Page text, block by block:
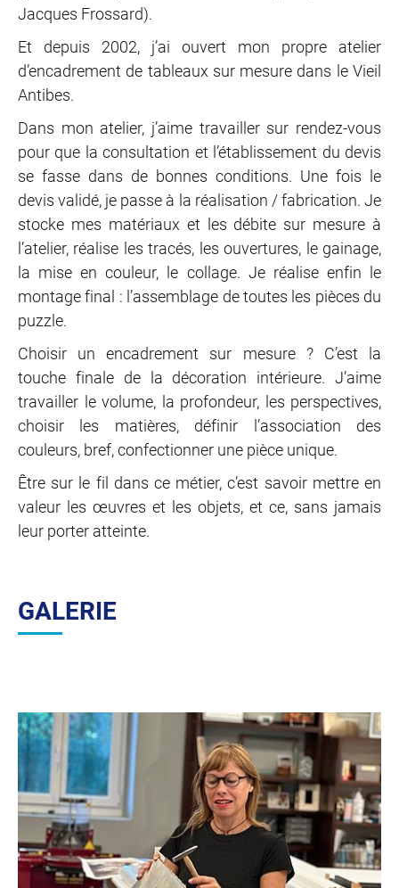
Jacques Frossard).
Et depuis 2002, j’ai ouvert mon propre atelier
d’encadrement de tableaux sur mesure dans le Vieil
Antibes.
Dans mon atelier, j’aime travailler sur rendez-vous
pour que la consultation et l’établissement du devis
se fasse dans de bonnes conditions. Une fois le
devis validé, je passe à la réalisation / fabrication. Je
stocke mes matériaux et les débite sur mesure à
l’atelier, réalise les tracés, les ouvertures, le gainage,
la mise en couleur, le collage. Je réalise enfin le
montage final : l’assemblage de toutes les pièces du
puzzle.
Choisir un encadrement sur mesure ? C’est la
touche finale de la décoration intérieure. J’aime
travailler le volume, la profondeur, les perspectives,
choisir les matières, définir l’association des
couleurs, bref, confectionner une pièce unique.
Être sur le fil dans ce métier, c’est savoir mettre en
valeur les œuvres et les objets, et ce, sans jamais
leur porter atteinte.
GALERIE